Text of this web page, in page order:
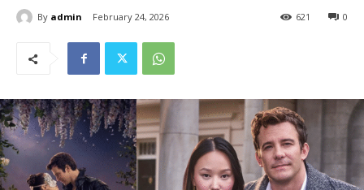
By admin February 24, 2026 0
621